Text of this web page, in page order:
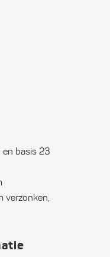
basis 23
verzonken,